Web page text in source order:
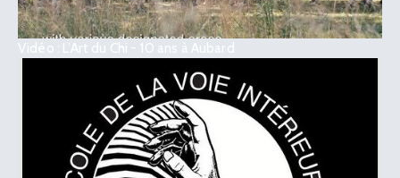
Vidéo : L’Art du Chi - 10 ans à Aubard